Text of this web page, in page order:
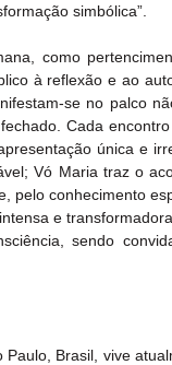
simbólica”.
como
à reflexão e ao
se no palco
Cada
única e
Vó Maria traz o
pelo conhecimento
e
sendo
Brasil, vive